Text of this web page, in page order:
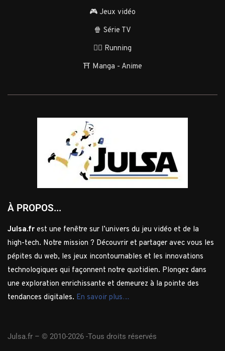
🎮 Jeux vidéo
🍿 Série TV
🏃‍♂️ Running
⛩️ Manga - Anime
À PROPOS...
Julsa.fr est une fenêtre sur l’univers du jeu vidéo et de la
high-tech. Notre mission ? Découvrir et partager avec vous les
pépites du web, les jeux incontournables et les innovations
technologiques qui façonnent notre quotidien. Plongez dans
une exploration enrichissante et demeurez à la pointe des
tendances digitales. En savoir plus…
Julsa.fr – © 2010-2026 -Tous droits réservés